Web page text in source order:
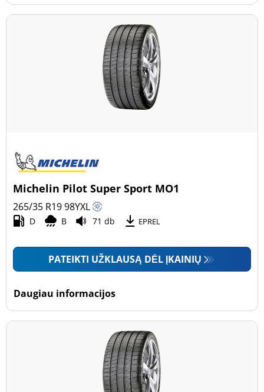
Michelin Pilot Super Sport MO1
265/35 R1998YXL
D B 71 db EPREL
PATEIKTI UŽKLAUSĄ DĖL ĮKAINIŲ
Daugiau informacijos